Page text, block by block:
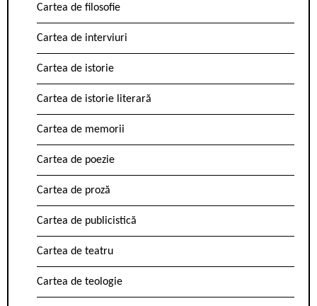
Cartea de filosofie
Cartea de interviuri
Cartea de istorie
Cartea de istorie literară
Cartea de memorii
Cartea de poezie
Cartea de proză
Cartea de publicistică
Cartea de teatru
Cartea de teologie